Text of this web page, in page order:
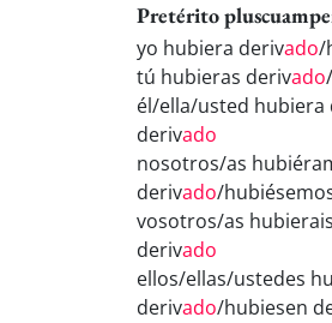
Pretérito
yo hubiera derivado/
tú hubieras derivado
él/ella/usted hubiera
derivado
nosotros/as
derivado/
vosotros/as
derivado
ellos/ellas/ustedes
derivado/hubiesen